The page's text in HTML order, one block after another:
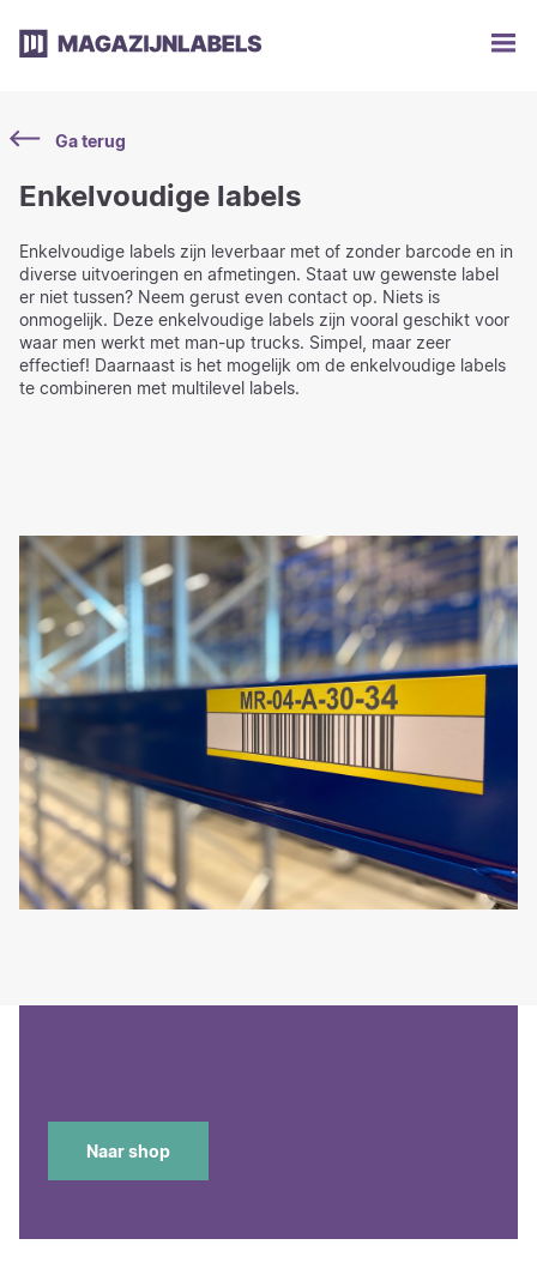
Ga terug
Enkelvoudige labels
Enkelvoudige labels zijn leverbaar met of zonder barcode en in
diverse uitvoeringen en afmetingen. Staat uw gewenste label
er niet tussen? Neem gerust even contact op. Niets is
onmogelijk. Deze enkelvoudige labels zijn vooral geschikt voor
waar men werkt met man-up trucks. Simpel, maar zeer
effectief! Daarnaast is het mogelijk om de enkelvoudige labels
te combineren met multilevel labels.
Naar shop